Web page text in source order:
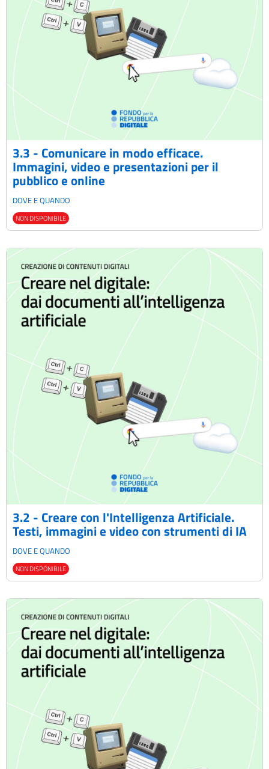
3.3 - Comunicare in modo efficace.
Immagini, video e presentazioni per il
pubblico e online
DOVE E QUANDO
NON DISPONIBILE
3.2 - Creare con l'Intelligenza Artificiale.
Testi, immagini e video con strumenti di IA
DOVE E QUANDO
NON DISPONIBILE